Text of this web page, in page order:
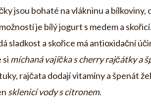
jsou bohaté na vlákninu a bílkoviny,
je bílý jogurt s medem a
sladkost a skořice má antioxidační
si míchaná vajíčka s cherry rajčátky a
rajčata dodají vitamíny a špenát
sklenicí vody s citronem.